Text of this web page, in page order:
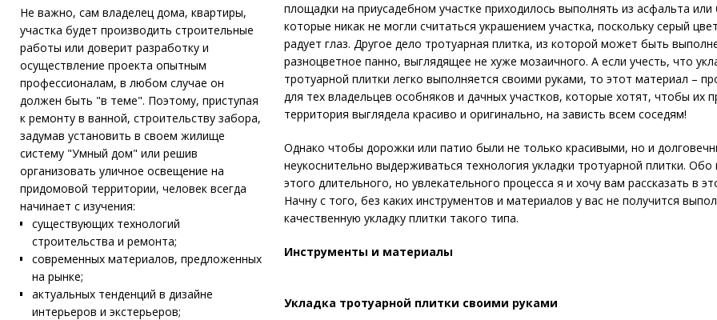
площадки на приусадебном участке приходилось выполнять из асфальта или
которые никак не могли считаться украшением участка, поскольку серый
радует глаз. Другое дело тротуарная плитка, из которой может быть
разноцветное панно, выглядящее не хуже мозаичного. А если учесть, что
тротуарной плитки легко выполняется своими руками, то этот материал –
для тех владельцев особняков и дачных участков, которые хотят, чтобы их
территория выглядела красиво и оригинально, на зависть всем соседям!
Однако чтобы дорожки или патио были не только красивыми, но и
неукоснительно выдерживаться технология укладки тротуарной плитки. Обо
этого длительного, но увлекательного процесса я и хочу вам рассказать в
Начну с того, без каких инструментов и материалов у вас не получится
качественную укладку плитки такого типа.
Инструменты и материалы
Укладка тротуарной плитки своими руками
Не важно, сам владелец дома, квартиры,
участка будет производить строительные
работы или доверит разработку и
осуществление проекта опытным
профессионалам, в любом случае он
должен быть "в теме". Поэтому, приступая
к ремонту в ванной, строительству забора,
задумав установить в своем жилище
систему "Умный дом" или решив
организовать уличное освещение на
придомовой территории, человек всегда
начинает с изучения:
существующих технологий
строительства и ремонта;
современных материалов, предложенных
на рынке;
актуальных тенденций в дизайне
интерьеров и экстерьеров;